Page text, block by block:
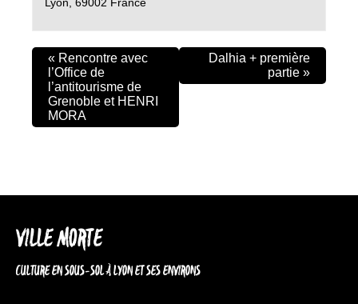
« Rencontre avec
l’Office de
l’antitourisme de
Grenoble et HENRI
MORA
Dalhia + première
partie »
VILLE MORTE
CULTURE EN SOUS-SOL À LYON ET SES ENVIRONS